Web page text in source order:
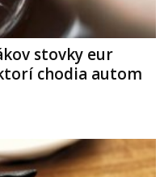
stovky eur
chodia autom